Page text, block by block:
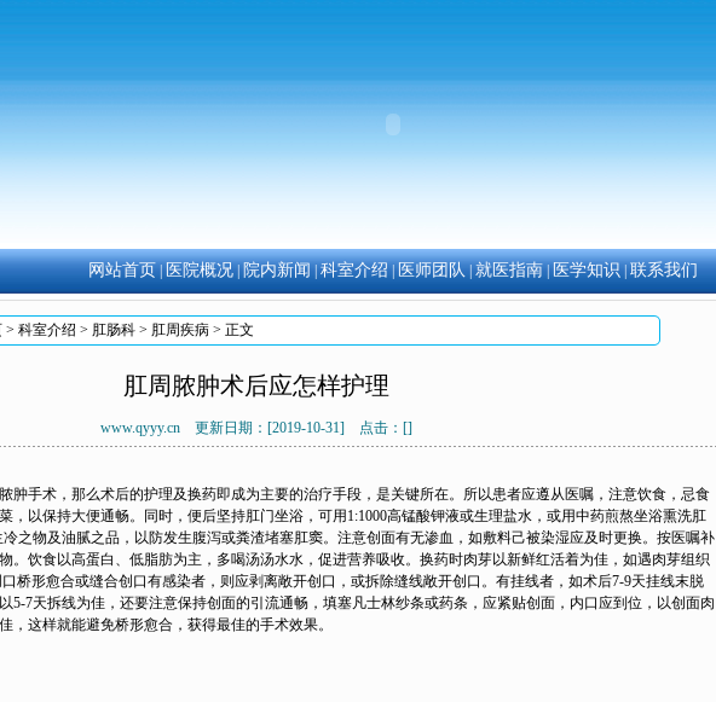
网站首页|医院概况|院内新闻|科室介绍|医师团队|就医指南|医学知识|联系我们
> 科室介绍 > 肛肠科> 肛周疾病> 正文
肛周脓肿术后应怎样护理
www.qyyy.cn 更新日期：[2019-10-31] 点击：[]
手术，那么术后的护理及换药即成为主要的治疗手段，是关键所在。所以患者应遵从医嘱，注意饮食，忌食
，以保持大便通畅。同时，便后坚持肛门坐浴，可用1:1000高锰酸钾液或生理盐水，或用中药煎熬坐浴熏洗肛
之物及油腻之品，以防发生腹泻或粪渣堵塞肛窦。注意创面有无渗血，如敷料己被染湿应及时更换。按医嘱补
。饮食以高蛋白、低脂肪为主，多喝汤汤水水，促进营养吸收。换药时肉芽以新鲜红活着为佳，如遇肉芽组织
桥形愈合或缝合创口有感染者，则应剥离敞开创口，或拆除缝线敞开创口。有挂线者，如术后7-9天挂线末脱
5-7天拆线为佳，还要注意保持创面的引流通畅，填塞凡士林纱条或药条，应紧贴创面，内口应到位，以创面肉
，这样就能避免桥形愈合，获得最佳的手术效果。